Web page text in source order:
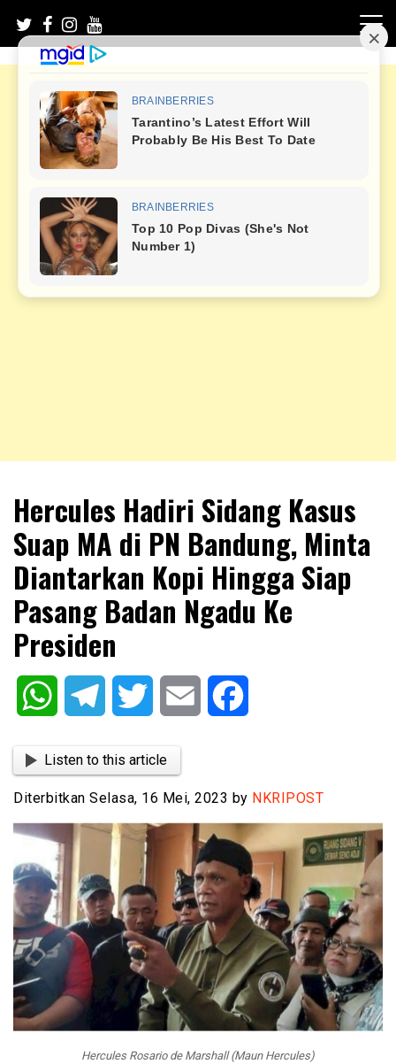
content
NKRIPOST
Hercules Hadiri Sidang Kasus
Suap MA di PN Bandung, Minta
Diantarkan Kopi Hingga Siap
Pasang Badan Ngadu Ke
Presiden
WhatsAppTelegram Twitter Email
Listen to this article
Diterbitkan Selasa, 16 Mei, 2023 by NKRIPOST
Hercules Rosario de Marshall (Maun Hercules)